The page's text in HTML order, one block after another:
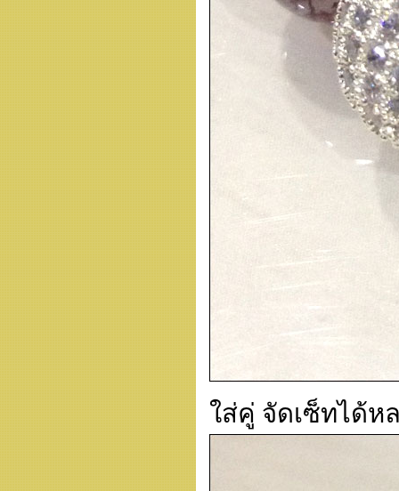
ใส่คู่ จัดเซ็ทได้ห